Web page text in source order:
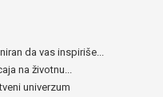
da vas inspiriše...
na životnu...
univerzum